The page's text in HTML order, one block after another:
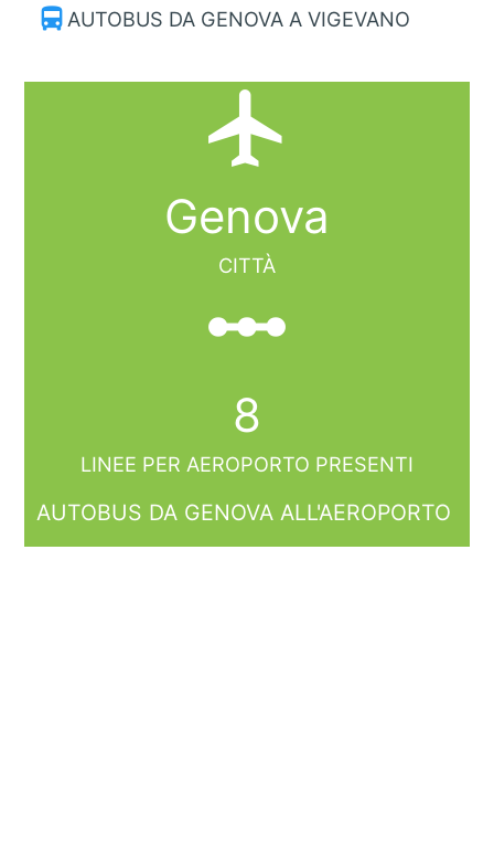
directions_bus AUTOBUS DA GENOVA A VIGEVANO
local_airport
Genova
CITTÀ
linear_scale
8
LINEE PER AEROPORTO PRESENTI
AUTOBUS DA GENOVA ALL'AEROPORTO